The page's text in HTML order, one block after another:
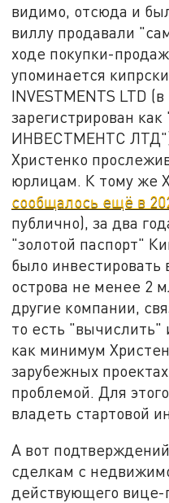
видимо, отсюда и
виллу продавали
ходе покупки-
упоминается
INVESTMENTS LTD
зарегистрирован
ИНВЕСТМЕНТС ЛТД"),
Христенко
юрлицам. К тому же
сообщалось ещё в
публично), за два
"золотой паспорт"
было инвестировать
острова не менее 2
другие компании,
то есть "вычислить"
как минимум
зарубежных
проблемой. Для
владеть стартовой
А вот
сделкам с
действующего